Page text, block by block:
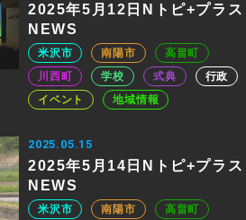
2025年5月12日Nトピ+プラス
NEWS
米沢市 南陽市
高畠町
川西町
学校 式典
行政
イベント
地域情報
2025.05.15
2025年5月14日Nトピ+プラス
NEWS
米沢市 南陽市
高畠町